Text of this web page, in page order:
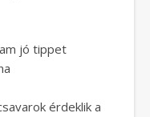
jó tippet
érdeklik a